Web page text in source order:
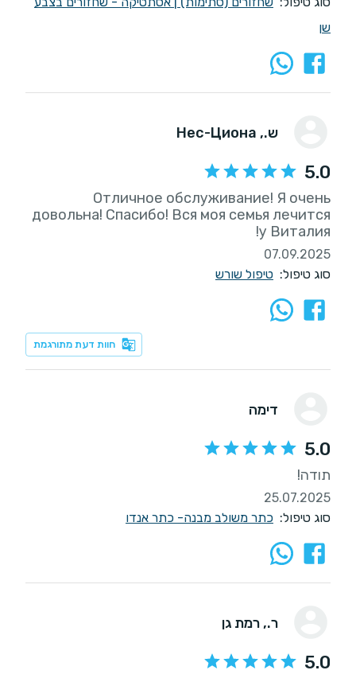
שן
ש., Нес-Циона
5.0
Отличное обслуживание! Я очень
довольна! Спасибо! Вся моя семья лечится
у Виталия!
07.09.2025
סוג טיפול: טיפול שורש
חוות דעת מתורגמת
דימה
5.0
תודה!
25.07.2025
סוג טיפול: כתר משולב מבנה- כתר אנדו
ר., רמת גן
5.0